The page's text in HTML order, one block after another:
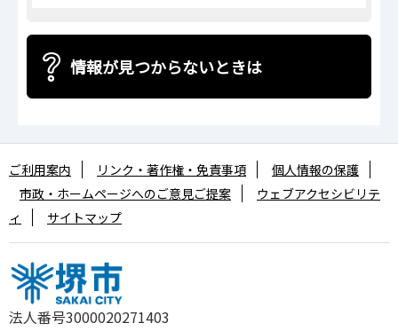
情報が見つからないときは
法人番号3000020271403
ご利用案内 リンク・著作権・免責事項
個人情報の保護
市政・ホームページへのご意見ご提案
ウェブアクセシビリテ
ィ
サイトマップ